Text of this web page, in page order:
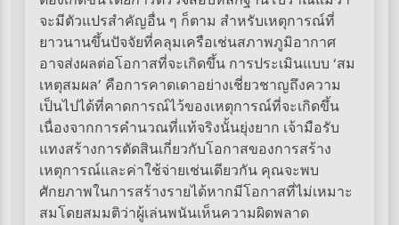
จะมีตัวแปรสำคัญอื่น ๆ ก็ตาม สำหรับเหตุการณ์ที่
ยาวนานขึ้นปัจจัยที่คลุมเครือเช่นสภาพภูมิอากาศ
อาจส่งผลต่อโอกาสที่จะเกิดขึ้น การประเมินแบบ ‘สม
เหตุสมผล’ คือการคาดเดาอย่างเชี่ยวชาญถึงความ
เป็นไปได้ที่คาดการณ์ไว้ของเหตุการณ์ที่จะเกิดขึ้น
เนื่องจากการคำนวณที่แท้จริงนั้นยุ่งยาก เจ้ามือรับ
แทงสร้างการตัดสินเกี่ยวกับโอกาสของการสร้าง
เหตุการณ์และค่าใช้จ่ายเช่นเดียวกัน คุณจะพบ
ศักยภาพในการสร้างรายได้หากมีโอกาสที่ไม่เหมาะ
สมโดยสมมติว่าผู้เล่นพนันเห็นความผิดพลาด